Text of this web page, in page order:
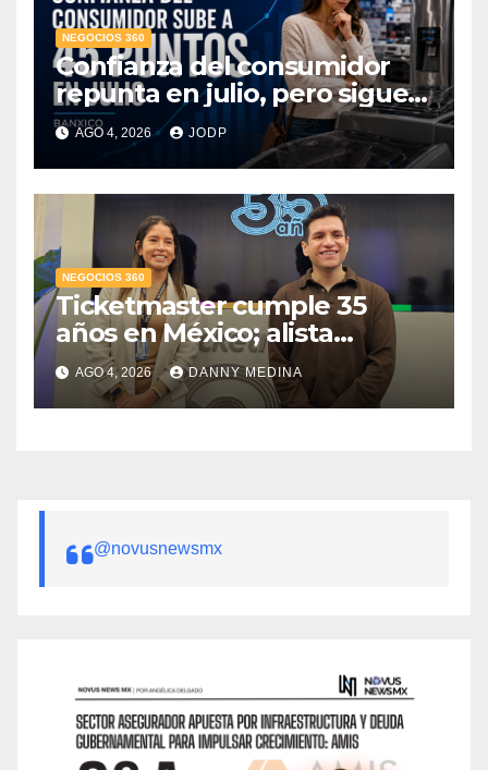
NEGOCIOS 360
Confianza del consumidor
repunta en julio, pero sigue
por debajo de 2025: Banxico
AGO 4, 2026 JODP
NEGOCIOS 360
Ticketmaster cumple 35
años en México; alista
apuesta por IA tras emitir 22
millones de boletos
AGO 4, 2026 DANNY MEDINA
@novusnewsmx